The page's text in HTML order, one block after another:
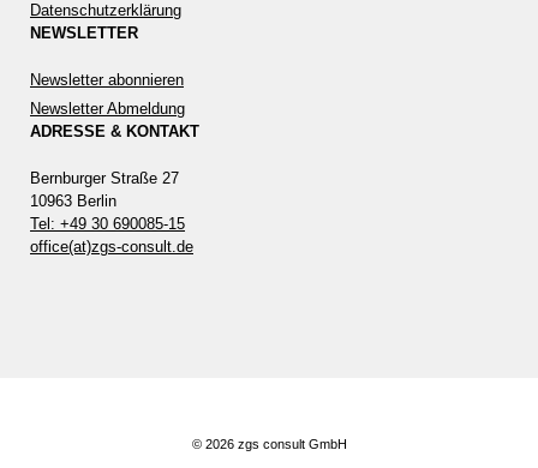
Datenschutzerklärung
NEWSLETTER
Newsletter abonnieren
Newsletter Abmeldung
ADRESSE & KONTAKT
Bernburger Straße 27
10963 Berlin
Tel: +49 30 690085-15
office(at)zgs-consult.de
© 2026 zgs consult GmbH